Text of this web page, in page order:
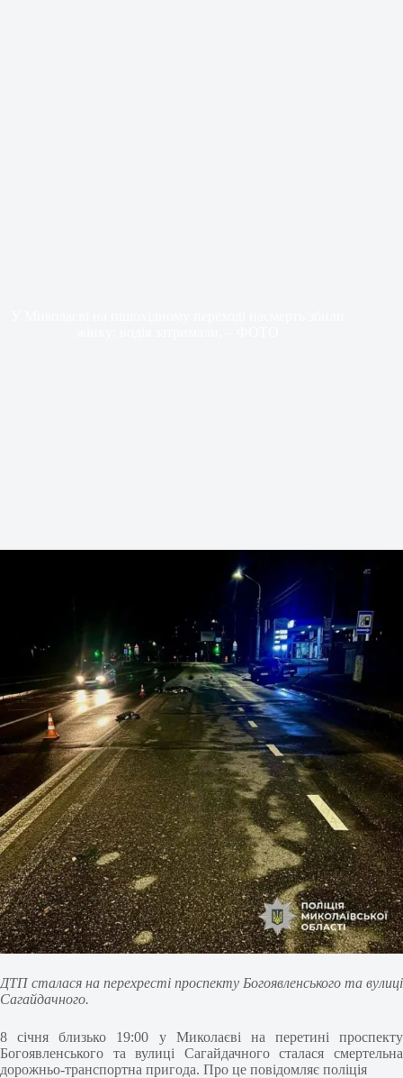
ДТП сталася на перехресті проспекту Богоявленського та вулиці
Сагайдачного.
8 січня близько 19:00 у Миколаєві на перетині проспекту
Богоявленського та вулиці Сагайдачного сталася смертельна
дорожньо-транспортна пригода. Про це повідомляє поліція